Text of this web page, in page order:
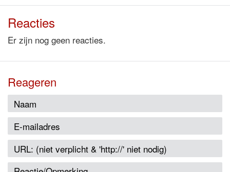
Reacties
Er zijn nog geen reacties.
Reageren